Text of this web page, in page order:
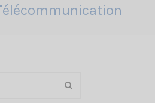
élécommunication